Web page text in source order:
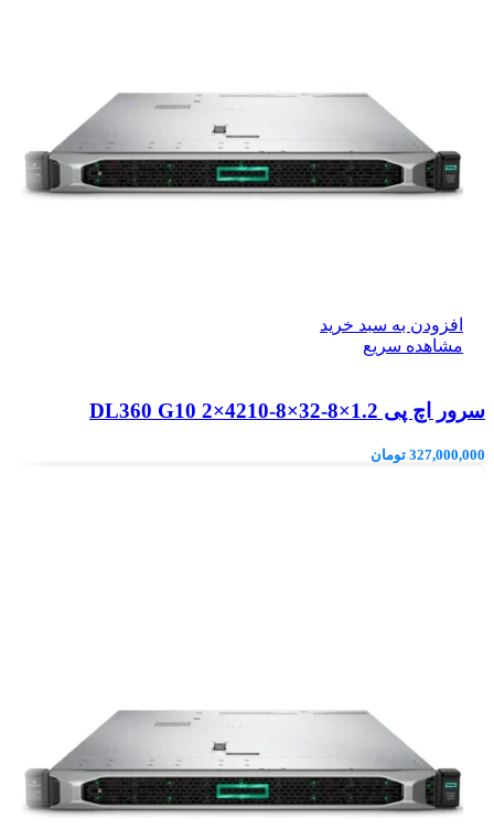
افزودن به سبد خرید
مشاهده سریع
سرور اچ پی DL360 G10 2×4210-8×32-8×1.2
327,000,000 تومان